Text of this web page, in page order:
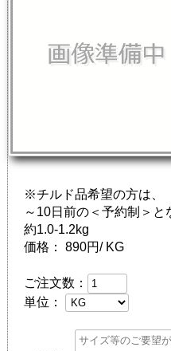
※チルド品希望の方は、
～10日前の＜予約制＞と
約1.0-1.2kg
価格： 890円/ KG
ご注文数：
単位：